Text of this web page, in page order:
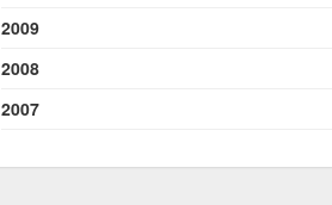
2009
2008
2007